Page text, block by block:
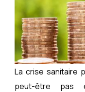
La crise sanitaire
peut-être pas